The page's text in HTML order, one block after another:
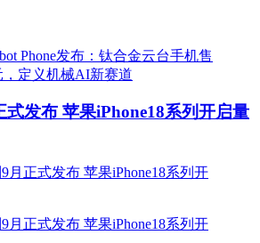
式发布 苹果iPhone18系列开启量